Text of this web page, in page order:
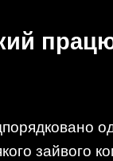
зайвого